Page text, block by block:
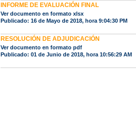
INFORME DE EVALUACIÓN FINAL
Ver documento en formato xlsx
Publicado: 16 de Mayo de 2018, hora 9:04:30 PM
RESOLUCIÓN DE ADJUDICACIÓN
Ver documento en formato pdf
Publicado: 01 de Junio de 2018, hora 10:56:29 AM